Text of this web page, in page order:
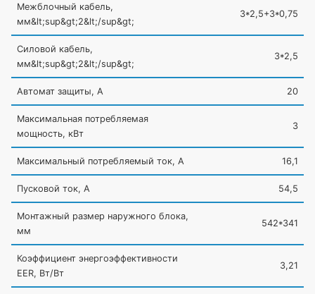
Межблочный кабель,
мм&lt;sup&gt;2&lt;/sup&gt;
3*2,5+3*0,75
Силовой кабель,
мм&lt;sup&gt;2&lt;/sup&gt;
3*2,5
Автомат защиты, А 20
Максимальная потребляемая
мощность, кВт
3
Максимальный потребляемый ток, А 16,1
Пусковой ток, А 54,5
Монтажный размер наружного блока,
мм
542*341
Коэффициент энергоэффективности
EER, Вт/Вт
3,21